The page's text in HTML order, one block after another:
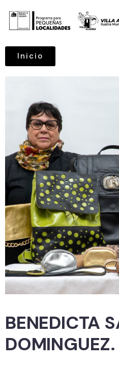
Inicio
BENEDICTA
DOMINGUEZ.